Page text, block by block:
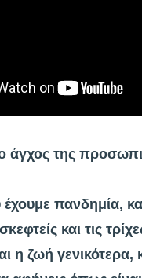
άγχος της
πανδημία,
και τις
η ζωή